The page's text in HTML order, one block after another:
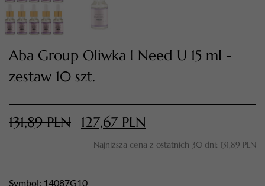
PRZEJDŹ DO KOSZYKA
Aba Group Oliwka I Need U 15 ml -
zestaw 10 szt.
131,89PLN 127,67 PLN
Najniższa cena z ostatnich 30 dni: 131,89 PLN
Symbol: 14087G10